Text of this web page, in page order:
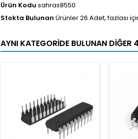
Ürün Kodu sahras8550
Stokta Bulunan Ürünler 26 Adet, fazlası
AYNI KATEGORIDE BULUNAN DIĞER